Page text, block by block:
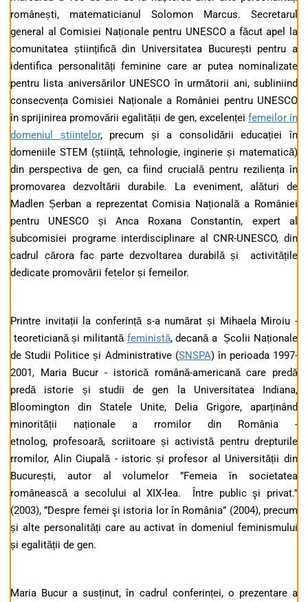
românești, matematicianul Solomon Marcus. Secretarul
general al Comisiei Naționale pentru UNESCO a făcut apel la
comunitatea științifică din Universitatea București pentru a
identifica personalități feminine care ar putea nominalizate
pentru lista aniversărilor UNESCO în următorii ani, subliniind
consecvența Comisiei Naționale a României pentru UNESCO
în sprijinirea promovării egalității de gen, excelenței femeilor în
domeniul științelor, precum și a consolidării educației în
domeniile STEM (știință, tehnologie, inginerie și matematică)
din perspectiva de gen, ca fiind crucială pentru reziliența în
promovarea dezvoltării durabile. La eveniment, alături de
Madlen Șerban a reprezentat Comisia Națională a României
pentru UNESCO și Anca Roxana Constantin, expert al
subcomisiei programe interdisciplinare al CNR-UNESCO, din
cadrul cărora fac parte dezvoltarea durabilă și activitățile
dedicate promovării fetelor și femeilor.
Printre invitații la conferință s-a numărat și Mihaela Miroiu -
teoreticiană și militantă feministă, decană a Școlii Naționale
de Studii Politice și Administrative (SNSPA) în perioada 1997-
2001, Maria Bucur - istorică română-americană care predă
predă istorie și studii de gen la Universitatea Indiana,
Bloomington din Statele Unite, Delia Grigore, aparținând
minorității naționale a rromilor din România -
etnolog, profesoară, scriitoare și activistă pentru drepturile
rromilor, Alin Ciupală - istoric și profesor al Universității din
București, autor al volumelor ”Femeia în societatea
românească a secolului al XIX-lea. Între public şi privat.”
(2003), ”Despre femei şi istoria lor în România” (2004), precum
și alte personalități care au activat în domeniul feminismului
și egalității de gen.
Maria Bucur a susținut, în cadrul conferinței, o prezentare a